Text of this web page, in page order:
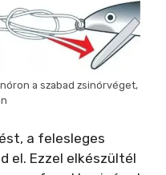
a szabad zsinórvéget,
a felesleges
el. Ezzel elkészültél